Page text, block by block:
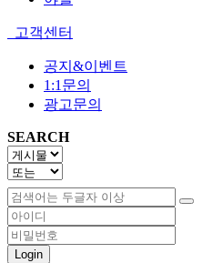
고객센터
공지&이벤트
1:1문의
광고문의
SEARCH
Login